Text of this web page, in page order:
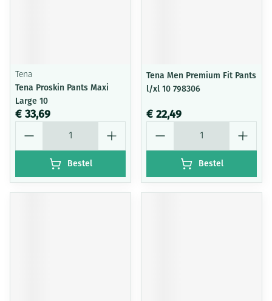
Tena
Tena Proskin Pants Maxi
Large 10
€ 33,69
Bestel
Tena Men Premium Fit Pants
l/xl 10 798306
€ 22,49
Bestel